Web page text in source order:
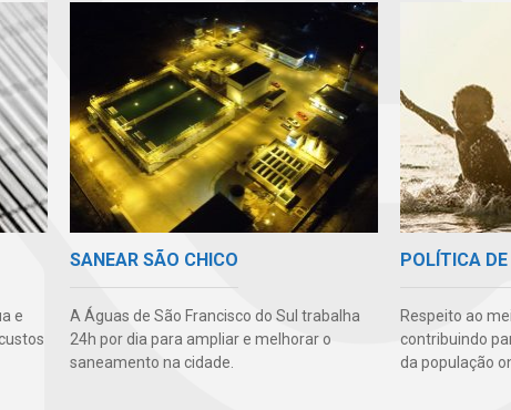
e
SANEAR SÃO CHICO
A Águas de São Francisco do Sul trabalha
24h por dia para ampliar e melhorar o
saneamento na cidade.
POLÍTICA
Respeito ao
contribuindo
da população